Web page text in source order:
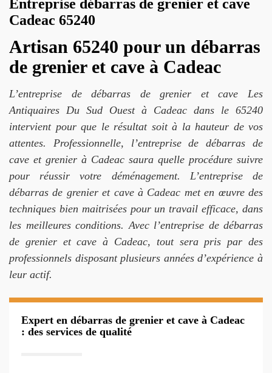
Entreprise débarras de grenier et cave
Cadeac 65240
Artisan 65240 pour un débarras
de grenier et cave à Cadeac
L’entreprise de débarras de grenier et cave Les
Antiquaires Du Sud Ouest à Cadeac dans le 65240
intervient pour que le résultat soit à la hauteur de vos
attentes. Professionnelle, l’entreprise de débarras de
cave et grenier à Cadeac saura quelle procédure suivre
pour réussir votre déménagement. L’entreprise de
débarras de grenier et cave à Cadeac met en œuvre des
techniques bien maitrisées pour un travail efficace, dans
les meilleures conditions. Avec l’entreprise de débarras
de grenier et cave à Cadeac, tout sera pris par des
professionnels disposant plusieurs années d’expérience à
leur actif.
Expert en débarras de grenier et cave à Cadeac
: des services de qualité